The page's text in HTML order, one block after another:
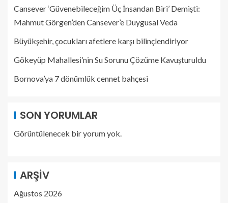
Cansever ‘Güvenebileceğim Üç İnsandan Biri’ Demişti:
Mahmut Görgen’den Cansever’e Duygusal Veda
Büyükşehir, çocukları afetlere karşı bilinçlendiriyor
Gökeyüp Mahallesi’nin Su Sorunu Çözüme Kavuşturuldu
Bornova’ya 7 dönümlük cennet bahçesi
SON YORUMLAR
Görüntülenecek bir yorum yok.
ARŞIV
Ağustos 2026